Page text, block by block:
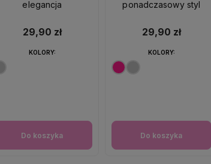
elegancja
29,90 zł
Do koszyka
KOLORY:
ponadczasowy styl
29,90 zł
Do koszyka
KOLORY: